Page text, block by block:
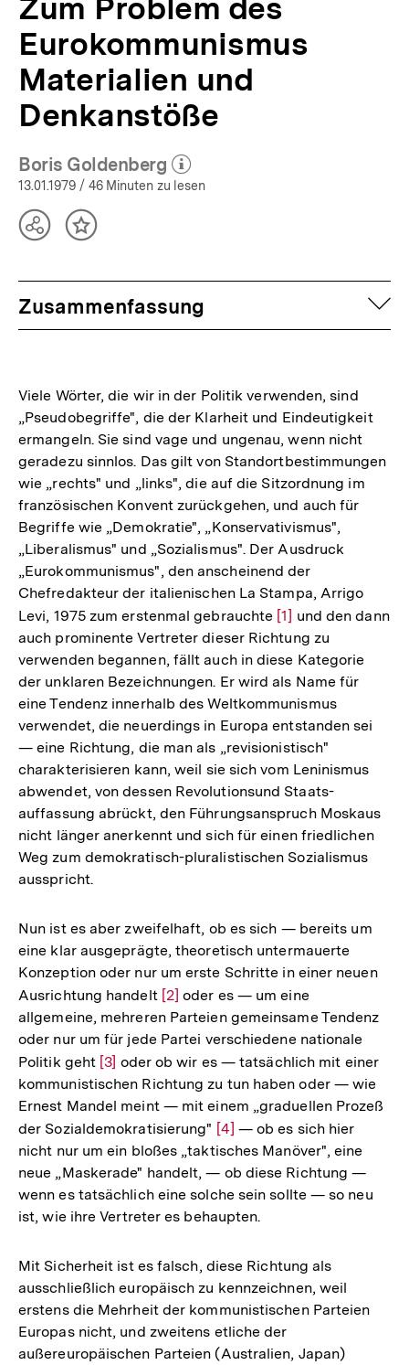
Zum Problem des
Eurokommunismus
Materialien und
Denkanstöße
Boris Goldenberg
(Mehr zum Autor)
öffnen
13.01.1979 / 46 Minuten zu lesen
TeilenInhalt
Zusammenfassung
Viele Wörter, die wir in der Politik verwenden, sind
„Pseudobegriffe", die der Klarheit und Eindeutigkeit
ermangeln. Sie sind vage und ungenau, wenn nicht
geradezu sinnlos. Das gilt von Standortbestimmungen
wie „rechts" und „links", die auf die Sitzordnung im
französischen Konvent zurückgehen, und auch für
Begriffe wie „Demokratie", „Konservativismus",
„Liberalismus" und „Sozialismus". Der Ausdruck
„Eurokommunismus", den anscheinend der
Chefredakteur der italienischen La Stampa, Arrigo
Levi, 1975 zum erstenmal gebrauchte Zur
Auflösung
der
Fußnote
[1] und den dann
auch prominente Vertreter dieser Richtung zu
verwenden begannen, fällt auch in diese Kategorie
der unklaren Bezeichnungen. Er wird als Name für
eine Tendenz innerhalb des Weltkommunismus
verwendet, die neuerdings in Europa entstanden sei
— eine Richtung, die man als „revisionistisch"
charakterisieren kann, weil sie sich vom Leninismus
abwendet, von dessen Revolutionsund Staats-
auffassung abrückt, den Führungsanspruch Moskaus
nicht länger anerkennt und sich für einen friedlichen
Weg zum demokratisch-pluralistischen Sozialismus
ausspricht.
Nun ist es aber zweifelhaft, ob es sich — bereits um
eine klar ausgeprägte, theoretisch untermauerte
Konzeption oder nur um erste Schritte in einer neuen
Ausrichtung handelt Zur
Auflösung
der
Fußnote
[2] oder es — um eine
allgemeine, mehreren Parteien gemeinsame Tendenz
oder nur um für jede Partei verschiedene nationale
Politik geht Zur
Auflösung
der
Fußnote
[3] oder ob wir es — tatsächlich mit einer
kommunistischen Richtung zu tun haben oder — wie
Ernest Mandel meint — mit einem „graduellen Prozeß
der Sozialdemokratisierung" Zur
Auflösung
der
Fußnote
[4] — ob es sich hier
nicht nur um ein bloßes „taktisches Manöver", eine
neue „Maskerade" handelt, — ob diese Richtung —
wenn es tatsächlich eine solche sein sollte — so neu
ist, wie ihre Vertreter es behaupten.
Mit Sicherheit ist es falsch, diese Richtung als
ausschließlich europäisch zu kennzeichnen, weil
erstens die Mehrheit der kommunistischen Parteien
Europas nicht, und zweitens etliche der
außereuropäischen Parteien (Australien, Japan)